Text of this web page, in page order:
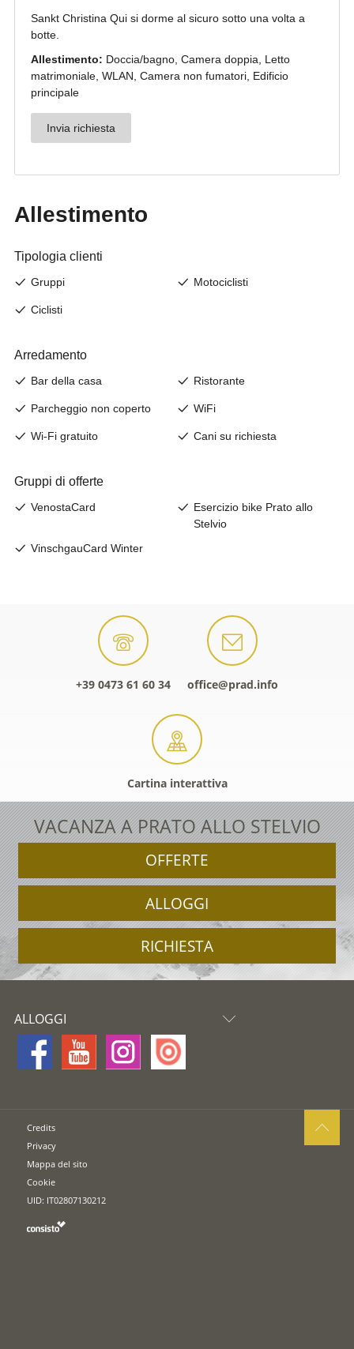
+39 0473 61 60 34 office@prad.info
Cartina interattiva
VACANZA A PRATO ALLO STELVIO
OFFERTE
ALLOGGI
RICHIESTA
ALLOGGI
Credits
Privacy
Mappa del sito
Cookie
UID: IT02807130212